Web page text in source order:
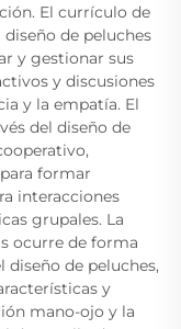
El currículo de
de peluches
y gestionar sus
y discusiones
y la empatía. El
del diseño de
formar
interacciones
grupales. La
ocurre de forma
diseño de peluches,
y
mano-ojo y la